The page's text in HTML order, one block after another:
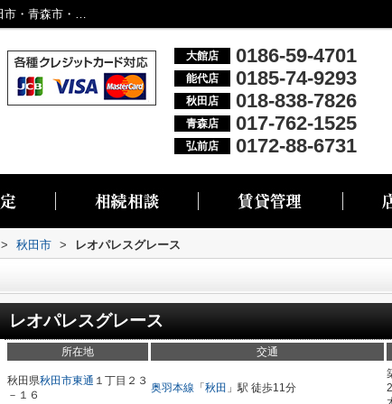
レオパレスグレース／大館市・能代市・秋田市・青森市・弘前市の不動産情報なら株式会社リブエス
大館店 0186-59-4701
能代店 0185-74-9293
秋田店 018-838-7826
青森店 017-762-1525
弘前店 0172-88-6731
> 秋田市 > レオパレスグレース
レオパレスグレース
所在地 交通
秋田県秋田市東通 １丁目２３
－１６
奥羽本線 「 秋田 」駅 徒歩11分